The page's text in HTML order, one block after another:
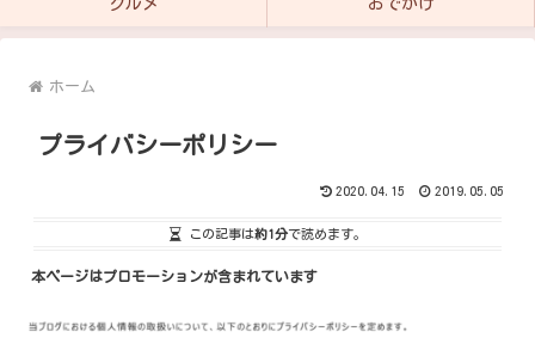
グルメ おでかけ
ホーム
プライバシーポリシー
2020.04.15 2019.05.05
この記事は約1分で読めます。
本ページはプロモーションが含まれています